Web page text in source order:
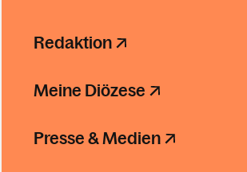
Redaktion
Meine Diözese
Presse & Medien